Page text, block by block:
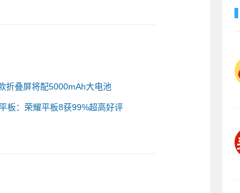
折叠屏将配5000mAh大电池
板：荣耀平板8获99%超高好评